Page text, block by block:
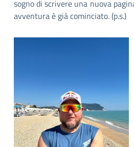
sogno di scrivere una nuova
avventura è già cominciato. (p.s.)